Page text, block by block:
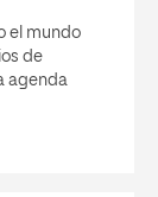
el mundo
de
agenda